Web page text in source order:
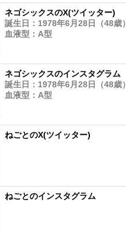
ネゴシックスのX(ツイッター)
誕生日：1978年6月28日（48歳）
血液型：A型
ネゴシックスのインスタグラム
誕生日：1978年6月28日（48歳）
血液型：A型
ねごとのX(ツイッター)
ねごとのインスタグラム